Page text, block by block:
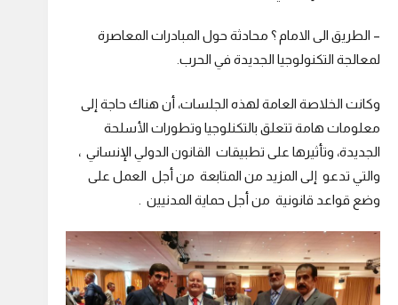
– الطريق الى الامام ؟ محادثة حول المبادرات المعاصرة
لمعالجة التكنولوجيا الجديدة في الحرب.
وكانت الخلاصة العامة لهذه الجلسات، أن هناك حاجة إلى
معلومات هامة تتعلق بالتكنلوجيا وتطورات الأسلحة
الجديدة، وتأثيرها على تطبيقات القانون الدولي الإنساني ،
والتي تدعو إلى المزيد من المتابعة من أجل العمل على
وضع قواعد قانونية من أجل حماية المدنيين .